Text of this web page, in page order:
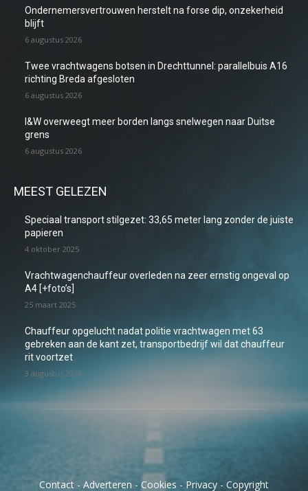
Ondernemersvertrouwen herstelt na forse dip, onzekerheid
blijft
6 augustus 2026
Twee vrachtwagens botsen in Drechttunnel: parallelbuis A16
richting Breda afgesloten
6 augustus 2026
I&W overweegt meer borden langs snelwegen naar Duitse
grens
6 augustus 2026
MEEST GELEZEN
Speciaal transport stilgezet: 33,65 meter lang zonder de juiste
papieren
4 oktober 2025
Vrachtwagenchauffeur overleden na zeer ernstig ongeval op
A4 [+foto’s]
25 maart 2025
Chauffeur opgelucht nadat politie vrachtwagen met 63
gebreken aan de kant zet, transportbedrijf wil dat chauffeur
rit voortzet
3 augustus 2026
Contact -Adverteren - Cookies - Privacy - Copyright